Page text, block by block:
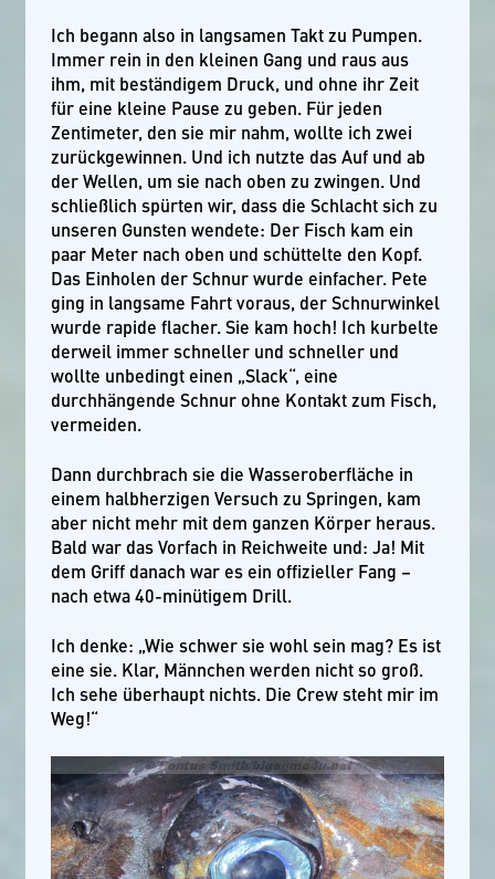
Ich begann also in langsamen Takt zu Pumpen.
Immer rein in den kleinen Gang und raus aus
ihm, mit beständigem Druck, und ohne ihr Zeit
für eine kleine Pause zu geben. Für jeden
Zentimeter, den sie mir nahm, wollte ich zwei
zurückgewinnen. Und ich nutzte das Auf und ab
der Wellen, um sie nach oben zu zwingen. Und
schließlich spürten wir, dass die Schlacht sich zu
unseren Gunsten wendete: Der Fisch kam ein
paar Meter nach oben und schüttelte den Kopf.
Das Einholen der Schnur wurde einfacher. Pete
ging in langsame Fahrt voraus, der Schnurwinkel
wurde rapide flacher. Sie kam hoch! Ich kurbelte
derweil immer schneller und schneller und
wollte unbedingt einen „Slack“, eine
durchhängende Schnur ohne Kontakt zum Fisch,
vermeiden.
Dann durchbrach sie die Wasseroberfläche in
einem halbherzigen Versuch zu Springen, kam
aber nicht mehr mit dem ganzen Körper heraus.
Bald war das Vorfach in Reichweite und: Ja! Mit
dem Griff danach war es ein offizieller Fang –
nach etwa 40-minütigem Drill.
Ich denke: „Wie schwer sie wohl sein mag? Es ist
eine sie. Klar, Männchen werden nicht so groß.
Ich sehe überhaupt nichts. Die Crew steht mir im
Weg!“